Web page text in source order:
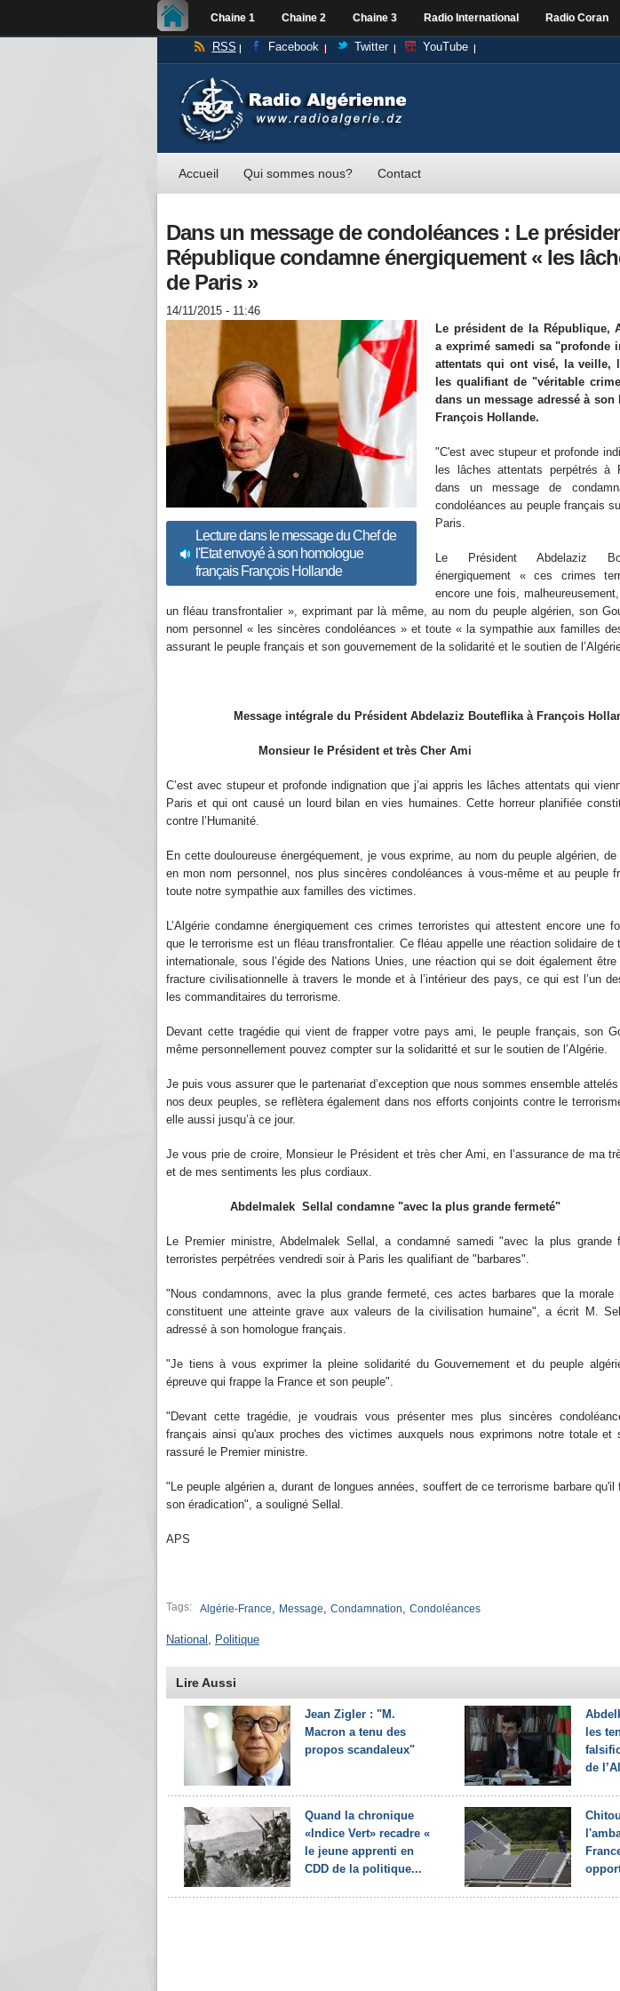
Chaine 1 Chaine 2 Chaine 3 Radio International Radio Coran
RSS Facebook Twitter YouTube
Accueil Qui sommes nous? Contact
Dans un message de condoléances : Le
République condamne énergiquement « les
de Paris »
14/11/2015 - 11:46
Lecture dans le message du Chef de
l'Etat envoyé à son homologue
français François Hollande
Le président de la République,
a exprimé samedi sa "profonde
attentats qui ont visé, la veille,
les qualifiant de "véritable
dans un message adressé à
François Hollande.
"C'est avec stupeur et profonde
les lâches attentats perpétrés à
dans un message de
condoléances au peuple français
Paris.
Le Président Abdelaziz
énergiquement « ces crimes
encore une fois,
un fléau transfrontalier », exprimant par là même, au nom du peuple algérien, son
nom personnel « les sincères condoléances » et toute « la sympathie aux familles
assurant le peuple français et son gouvernement de la solidarité et le soutien de
Message intégrale du Président Abdelaziz Bouteflika à François
Monsieur le Président et très Cher Ami
C’est avec stupeur et profonde indignation que j’ai appris les lâches attentats qui
Paris et qui ont causé un lourd bilan en vies humaines. Cette horreur planifiée
contre l’Humanité.
En cette douloureuse énergéquement, je vous exprime, au nom du peuple algérien,
en mon nom personnel, nos plus sincères condoléances à vous-même et au peuple
toute notre sympathie aux familles des victimes.
L’Algérie condamne énergiquement ces crimes terroristes qui attestent encore une
que le terrorisme est un fléau transfrontalier. Ce fléau appelle une réaction solidaire de
internationale, sous l’égide des Nations Unies, une réaction qui se doit également
fracture civilisationnelle à travers le monde et à l’intérieur des pays, ce qui est l’un
les commanditaires du terrorisme.
Devant cette tragédie qui vient de frapper votre pays ami, le peuple français, son
même personnellement pouvez compter sur la solidaritté et sur le soutien de l’Algérie.
Je puis vous assurer que le partenariat d’exception que nous sommes ensemble
nos deux peuples, se reflètera également dans nos efforts conjoints contre le
elle aussi jusqu’à ce jour.
Je vous prie de croire, Monsieur le Président et très cher Ami, en l’assurance de ma
et de mes sentiments les plus cordiaux.
Abdelmalek Sellal condamne "avec la plus grande fermeté"
Le Premier ministre, Abdelmalek Sellal, a condamné samedi "avec la plus grande
terroristes perpétrées vendredi soir à Paris les qualifiant de "barbares".
"Nous condamnons, avec la plus grande fermeté, ces actes barbares que la morale
constituent une atteinte grave aux valeurs de la civilisation humaine", a écrit M.
adressé à son homologue français.
"Je tiens à vous exprimer la pleine solidarité du Gouvernement et du peuple
épreuve qui frappe la France et son peuple".
"Devant cette tragédie, je voudrais vous présenter mes plus sincères
français ainsi qu'aux proches des victimes auxquels nous exprimons notre totale et
rassuré le Premier ministre.
"Le peuple algérien a, durant de longues années, souffert de ce terrorisme barbare
son éradication", a souligné Sellal.
APS
Tags: Algérie-France, Message, Condamnation, Condoléances
National , Politique
Lire Aussi
Jean Zigler : "M.
Macron a tenu des
propos scandaleux"
les
de
Quand la chronique
«Indice Vert» recadre «
le jeune apprenti en
CDD de la politique...